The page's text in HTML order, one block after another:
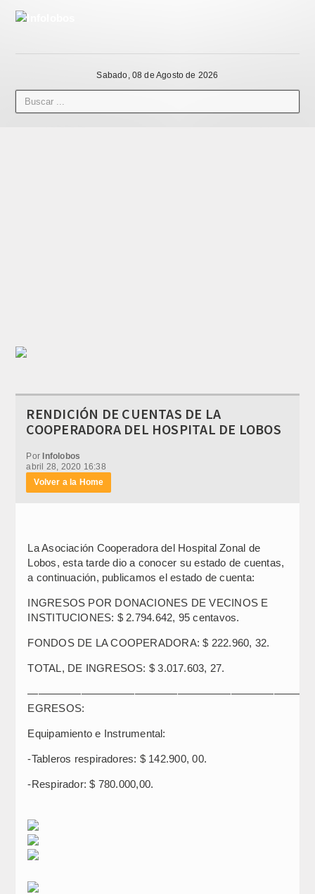
Sabado, 08 de Agosto de 2026
RENDICIÓN DE CUENTAS DE LA
COOPERADORA DEL HOSPITAL DE LOBOS
Por Infolobos
abril 28, 2020 16:38
Volver a la Home
La Asociación Cooperadora del Hospital Zonal de
Lobos, esta tarde dio a conocer su estado de cuentas,
a continuación, publicamos el estado de cuenta:
INGRESOS POR DONACIONES DE VECINOS E
INSTITUCIONES: $ 2.794.642, 95 centavos.
FONDOS DE LA COOPERADORA: $ 222.960, 32.
TOTAL, DE INGRESOS: $ 3.017.603, 27.
EGRESOS:
Equipamiento e Instrumental:
-Tableros respiradores: $ 142.900, 00.
-Respirador: $ 780.000,00.